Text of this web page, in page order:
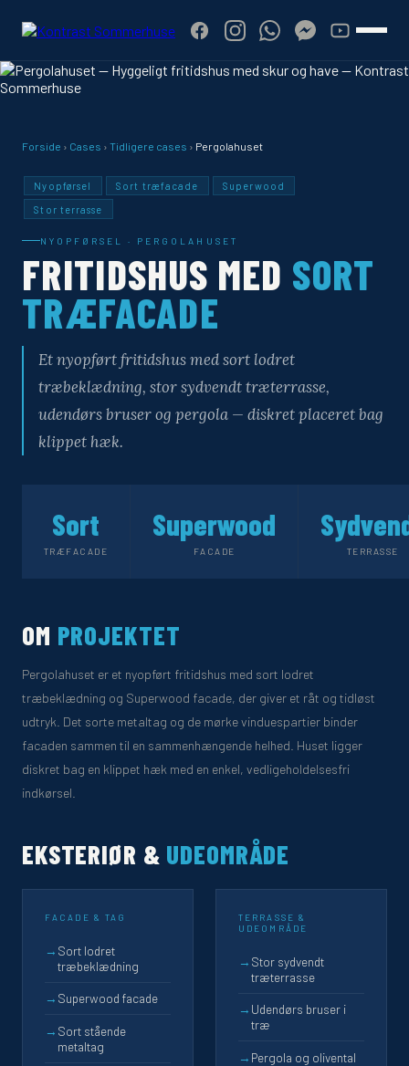
Forside › Cases › Tidligere cases › Pergolahuset
Nyopførsel Sort træfacade
Superwood
Stor terrasse
NYOPFØRSEL · PERGOLAHUSET
FRITIDSHUS MED SORT
TRÆFACADE
Et nyopført fritidshus med sort lodret
træbeklædning, stor sydvendt træterrasse,
udendørs bruser og pergola — diskret placeret bag
klippet hæk.
Sort
TRÆFACADE
Superwood
FACADE TERRASSE
OM PROJEKTET
Pergolahuset er et nyopført fritidshus med sort lodret
træbeklædning og Superwood facade, der giver et råt og tidløst
udtryk. Det sorte metaltag og de mørke vinduespartier binder
facaden sammen til en sammenhængende helhed. Huset ligger
diskret bag en klippet hæk med en enkel, vedligeholdelsesfri
indkørsel.
EKSTERIØR & UDEOMRÅDE
FACADE & TAG
→ Sort lodret
træbeklædning
→ Superwood facade
→ Sort stående
metaltag
TERRASSE &
UDEOMRÅDE
→ Stor sydvendt
træterrasse
→ Udendørs bruser i
træ
→ Pergola og olivental